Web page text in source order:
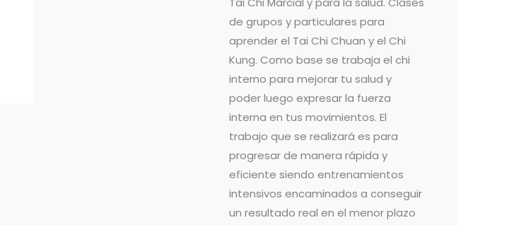
de grupos y particulares para
aprender el Tai Chi Chuan y el Chi
Kung. Como base se trabaja el chi
interno para mejorar tu salud y
poder luego expresar la fuerza
interna en tus movimientos. El
trabajo que se realizará es para
progresar de manera rápida y
eficiente siendo entrenamientos
intensivos encaminados a conseguir
un resultado real en el menor plazo